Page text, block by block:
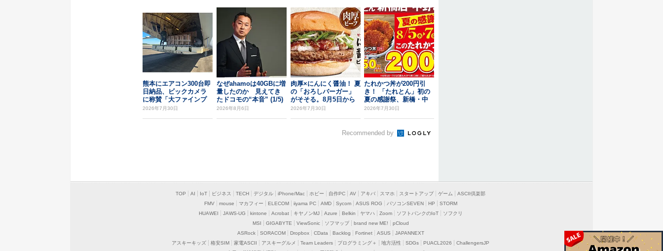
熊本にエアコン300台即
日納品、ビックカメラ
に称賛「大ファインプ
レー」
2026年7月30日
なぜahamoは40GBに増
量したのか 見えてき
たドコモの“本音” (1/5)
2026年8月6日
肉厚×にんにく醤油！ 夏
の「おろしバーガー」
がそそる。8月5日から
2026年7月30日
たれかつ丼が200円引
き！ 「たれとん」初の
夏の感謝祭、新橋・中
野北口で開催
2026年7月30日
Recommended by
TOP AI IoT ビジネス TECH デジタル iPhone/Mac ホビー 自作PC AV アキバ スマホ スタートアップ ゲーム
ASCII倶楽部
FMV
mouse マカフィー ELECOM iiyama PC AMD Sycom ASUS ROG パソコンSEVEN HP
STORM
HUAWEI
JAWS-UG kintone Acrobat キヤノンMJ Azure Belkin ヤマハ Zoom ソフトバンクのIoT
ソフクリ
MSI
GIGABYTE ViewSonic ソフマップ brand new ME!
pCloud
ASRock
SORACOM Dropbox CData Backlog Fortinet ASUS
JAPANNEXT
アスキーキッズ
格安SIM 家電ASCII アスキーグルメ Team Leaders プログラミング＋ 地方活性 SDGs PUACL2026
ChallengersJP